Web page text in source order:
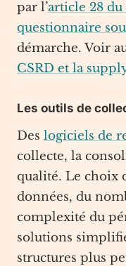
par l’article 28 du
questionnaire
démarche. Voir
CSRD et la
Les outils de
Des logiciels de
collecte, la
qualité. Le choix
données, du
complexité du
solutions
structures plus